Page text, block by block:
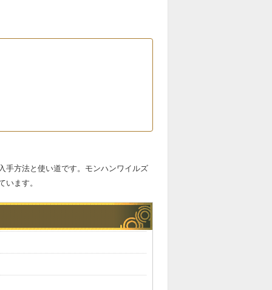
手方法と使い道です。モンハンワイルズ
ます。